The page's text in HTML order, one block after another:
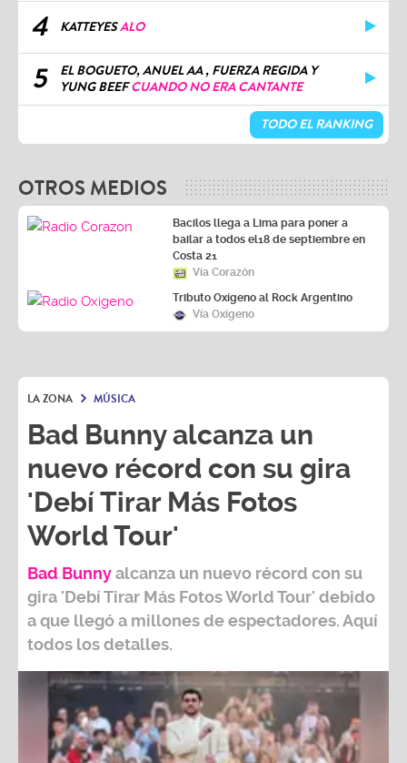
4 KATTEYESALO
5
EL BOGUETO, ANUEL AA , FUERZA REGIDA Y
YUNG BEEFCUANDO NO ERA CANTANTE
TODO EL RANKING
OTROS MEDIOS
Bacilos llega a Lima para poner a
bailar a todos el18 de septiembre en
Costa 21
Vía Corazón
Tributo Oxígeno al Rock Argentino
Vía Oxígeno
LA ZONA MÚSICA
Bad Bunny alcanza un
nuevo récord con su gira
'Debí Tirar Más Fotos
World Tour'
Bad Bunnyalcanza un nuevo récord con su
gira 'Debí Tirar Más Fotos World Tour' debido
a que llegó a millones de espectadores. Aquí
todos los detalles.